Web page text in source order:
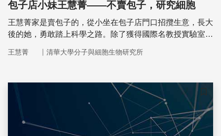
包子店小妹王慧菁——不賣包子，研究細胞
王慧菁家是賣包子的，從小坐在包子店門口招攬生意，長大
後的她，勇敢踏上科學之路。除了獲得國際名教授實驗室夢
位。
王慧菁 ｜ 清華大學分子與細胞生物研究所
儲存